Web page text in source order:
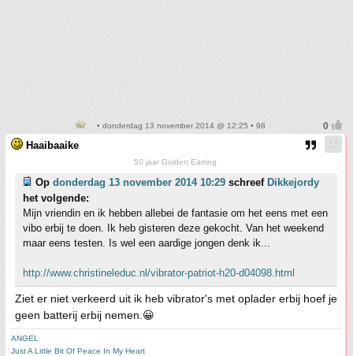
• donderdag 13 november 2014 @ 12:25 • 98
Haaibaaike
50 jaar Golden Earring.
Op donderdag 13 november 2014 10:29 schreef Dikkejordy
het volgende:
Mijn vriendin en ik hebben allebei de fantasie om het eens met een
vibo erbij te doen. Ik heb gisteren deze gekocht. Van het weekend
maar eens testen. Is wel een aardige jongen denk ik...
http://www.christineleduc.nl/vibrator-patriot-h20-d04098.html
Ziet er niet verkeerd uit ik heb vibrator's met oplader erbij hoef je
geen batterij erbij nemen.😀
ANGEL
Just A Little Bit Of Peace In My Heart